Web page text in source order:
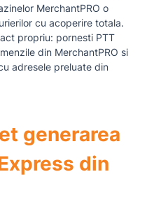
MerchantPRO o
cu acoperire totala.
propriu: pornesti PTT
din MerchantPRO si
adresele preluate din
generarea
din